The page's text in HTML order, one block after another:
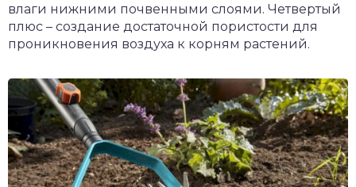
влаги нижними почвенными слоями. Четвертый
плюс – создание достаточной пористости для
проникновения воздуха к корням растений.